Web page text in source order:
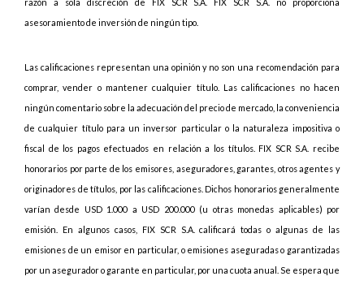
asesoramiento de inversión de ningún tipo.
Las calificaciones representan una opinión y no son una recomendación para
comprar, vender o mantener cualquier título. Las calificaciones no hacen
ningún comentario sobre la adecuación del precio de mercado, la conveniencia
de cualquier título para un inversor particular o la naturaleza impositiva o
fiscal de los pagos efectuados en relación a los títulos. FIX SCR S.A. recibe
honorarios por parte de los emisores, aseguradores, garantes, otros agentes y
originadores de títulos, por las calificaciones. Dichos honorarios generalmente
varían desde USD 1.000 a USD 200.000 (u otras monedas aplicables) por
emisión. En algunos casos, FIX SCR S.A. calificará todas o algunas de las
emisiones de un emisor en particular, o emisiones aseguradas o garantizadas
por un asegurador o garante en particular, por una cuota anual. Se espera que